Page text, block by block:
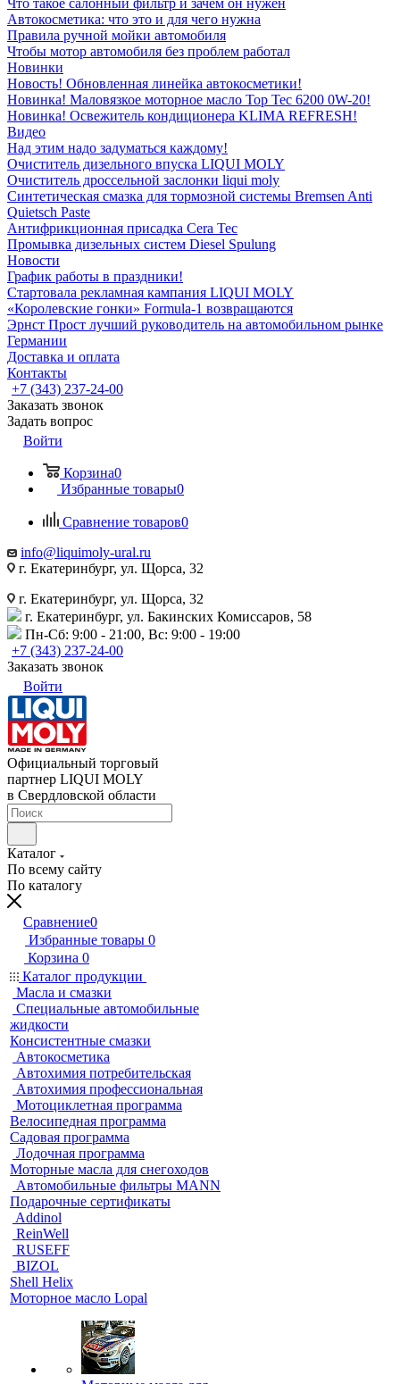
Что такое салонный фильтр и зачем он нужен
Автокосметика: что это и для чего нужна
Правила ручной мойки автомобиля
Чтобы мотор автомобиля без проблем работал
Новинки
Новость! Обновленная линейка автокосметики!
Новинка! Маловязкое моторное масло Top Tec 6200 0W-20!
Новинка! Освежитель кондиционера KLIMA REFRESH!
Видео
Над этим надо задуматься каждому!
Очиститель дизельного впуска LIQUI MOLY
Очиститель дроссельной заслонки liqui moly
Синтетическая смазка для тормозной системы Bremsen Anti
Quietsch Paste
Антифрикционная присадка Cera Tec
Промывка дизельных систем Diesel Spulung
Новости
График работы в праздники!
Стартовала рекламная кампания LIQUI MOLY
«Королевские гонки» Formula-1 возвращаются
Эрнст Прост лучший руководитель на автомобильном рынке
Германии
Доставка и оплата
Контакты
+7 (343) 237-24-00
Заказать звонок
Задать вопрос
Войти
Корзина0
Избранные товары0
Сравнение товаров0
info@liquimoly-ural.ru
г. Екатеринбург, ул. Щорса, 32
г. Екатеринбург, ул. Щорса, 32
г. Екатеринбург, ул. Бакинских Комиссаров, 58
Пн-Сб: 9:00 - 21:00, Вс: 9:00 - 19:00
+7 (343) 237-24-00
Заказать звонок
Войти
Официальный торговый
партнер LIQUI MOLY
в Свердловской области
Каталог
По всему сайту
По каталогу
Сравнение0
Избранные товары 0
Корзина 0
Каталог продукции
Масла и смазки
Специальные автомобильные
жидкости
Консистентные смазки
Автокосметика
Автохимия потребительская
Автохимия профессиональная
Мотоциклетная программа
Велосипедная программа
Садовая программа
Лодочная программа
Моторные масла для снегоходов
Автомобильные фильтры MANN
Подарочные сертификаты
Addinol
ReinWell
RUSEFF
BIZOL
Shell Helix
Моторное масло Lopal